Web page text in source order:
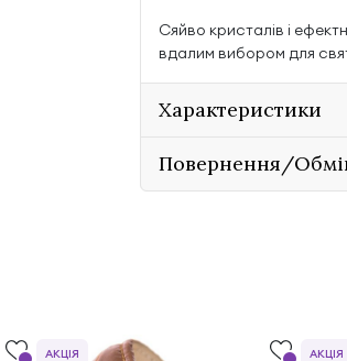
Сяйво кристалів і
вдалим вибором для
Характеристики
Повернення/
АКЦІЯ АКЦІЯ